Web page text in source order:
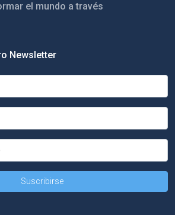
el mundo a través
Newsletter